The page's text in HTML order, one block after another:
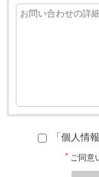
「個人情
* ご同意